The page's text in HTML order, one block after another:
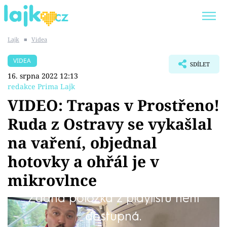
SHOPAHOLICADEL
Témata
Showbyznys
Youtubeři
Virály
Lajk ■ Videa
VIDEA
16. srpna 2022 12:13
redakce Prima Lajk
SDÍLET
VIDEO: Trapas v Prostřeno!
Ruda z Ostravy se vykašlal
na vaření, objednal
hotovky a ohřál je v
mikrovlnce
Žádná položka z playlistu není
dostupná.
Tento týden si můžete v oblíbeném pořadu